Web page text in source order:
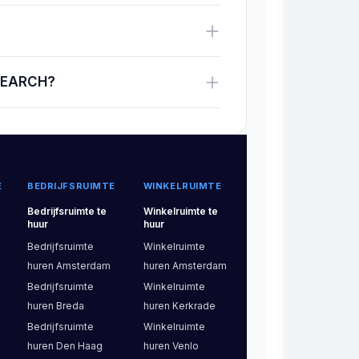
BEDRIJFSRUIMTE
Bedrijfsruimte te
huur
Bedrijfsruimte
huren Amsterdam
Bedrijfsruimte
huren Breda
Bedrijfsruimte
huren Den Haag
WINKELRUIMTE
Winkelruimte te
huur
Winkelruimte
huren Amsterdam
Winkelruimte
huren Kerkrade
Winkelruimte
huren Venlo